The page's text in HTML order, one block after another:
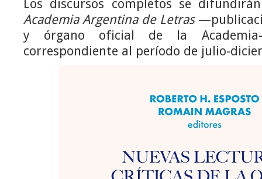
Los discursos completos se
Academia Argentina de Letras
y órgano oficial de la
correspondiente al período de julio-